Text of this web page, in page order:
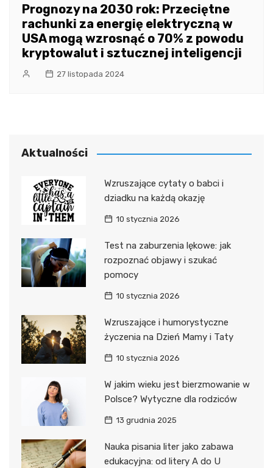
Prognozy na 2030 rok: Przeciętne
rachunki za energię elektryczną w
USA mogą wzrosnąć o 70% z powodu
kryptowalut i sztucznej inteligencji
27 listopada 2024
Aktualności
Wzruszające cytaty o babci i
dziadku na każdą okazję
10 stycznia 2026
Test na zaburzenia lękowe: jak
rozpoznać objawy i szukać
pomocy
10 stycznia 2026
Wzruszające i humorystyczne
życzenia na Dzień Mamy i Taty
10 stycznia 2026
W jakim wieku jest bierzmowanie w
Polsce? Wytyczne dla rodziców
13 grudnia 2025
Nauka pisania liter jako zabawa
edukacyjna: od litery A do U